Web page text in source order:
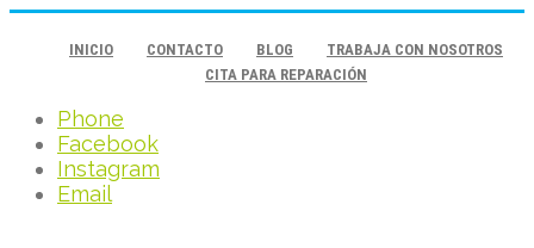
INICIO CONTACTO BLOG
TRABAJA CON NOSOTROS
CITA PARA REPARACIÓN
Phone
Facebook
Instagram
Email